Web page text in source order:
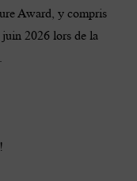
Award, y compris
2026 lors de la